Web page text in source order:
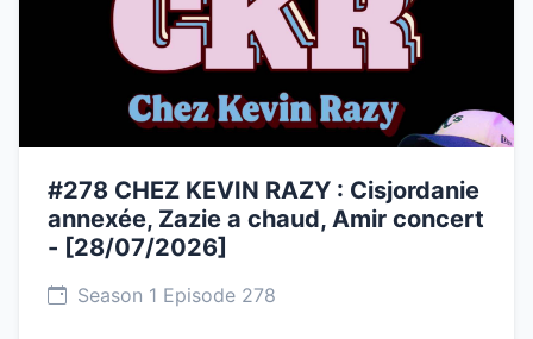
#278 CHEZ KEVIN RAZY : Cisjordanie
annexée, Zazie a chaud, Amir concert
- [28/07/2026]
Season 1 Episode 278